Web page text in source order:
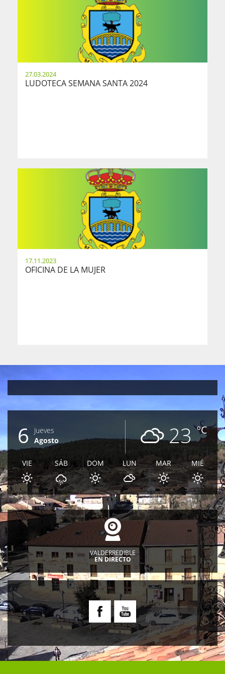
27.03.2024
LUDOTECA SEMANA SANTA 2024
17.11.2023
OFICINA DE LA MUJER
ºC
23
6
Jueves
Agosto
VIE SÁB DOM LUN MAR MIÉ
VALDERREDIBLE
EN DIRECTO